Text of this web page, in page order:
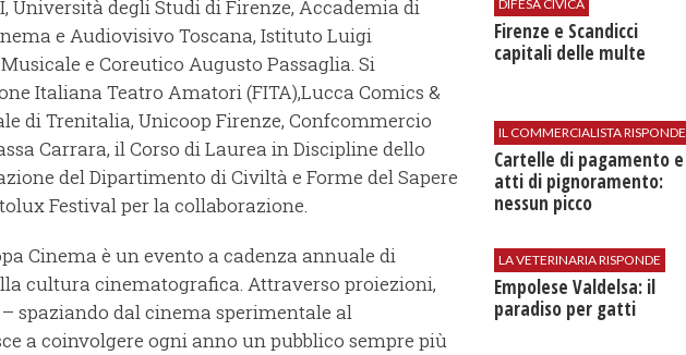
Università degli Studi di Firenze, Accademia di
e Audiovisivo Toscana, Istituto Luigi
e Coreutico Augusto Passaglia. Si
Italiana Teatro Amatori (FITA),Lucca Comics &
di Trenitalia, Unicoop Firenze, Confcommercio
Carrara, il Corso di Laurea in Discipline dello
del Dipartimento di Civiltà e Forme del Sapere
Festival per la collaborazione.
Cinema è un evento a cadenza annuale di
cultura cinematografica. Attraverso proiezioni,
spaziando dal cinema sperimentale al
a coinvolgere ogni anno un pubblico sempre più
DIFESA CIVICA
Firenze e Scandicci
capitali delle multe
IL COMMERCIALISTA RISPONDE
Cartelle di pagamento e
atti di pignoramento:
nessun picco
LA VETERINARIA RISPONDE
Empolese Valdelsa: il
paradiso per gatti